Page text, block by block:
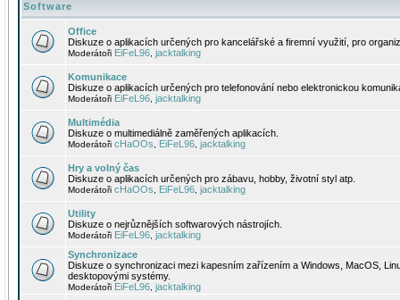
Software
Office
Diskuze o aplikacích určených pro kancelářské a firemní využití, pro
Moderátoři EiFeL96 jacktalking
Komunikace
Diskuze o aplikacích určených pro telefonování nebo elektronickou
Moderátoři EiFeL96 jacktalking
Multimédia
Diskuze o multimediálně zaměřených aplikacích.
Moderátoři cHaOOs EiFeL96 jacktalking
Hry a volný čas
Diskuze o aplikacích určených pro zábavu, hobby, životní styl atp.
Moderátoři cHaOOs EiFeL96 jacktalking
Utility
Diskuze o nejrůznějších softwarových nástrojích.
Moderátoři EiFeL96 jacktalking
Synchronizace
Diskuze o synchronizaci mezi kapesním zařízením a Windows, MacOS,
desktopovými systémy.
Moderátoři EiFeL96 jacktalking